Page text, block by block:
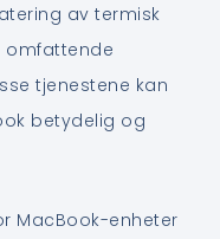
av termisk
omfattende
tjenestene kan
betydelig og
MacBook-enheter